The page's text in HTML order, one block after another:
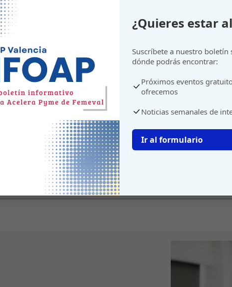
Generativa y derechos de autor
¿Quieres estar
Suscríbete a nuestro boletín
dónde podrás encontrar:
Próximos eventos
ofrecemos
Noticias semanales de
Ir al formulario